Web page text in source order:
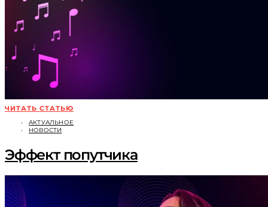
ЧИТАТЬ СТАТЬЮ
АКТУАЛЬНОЕ
НОВОСТИ
Эффект попутчика